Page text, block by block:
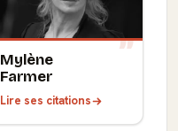
Mylène
Farmer
Lire ses citations